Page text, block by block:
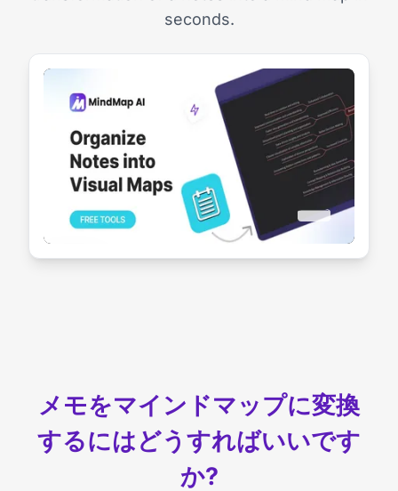
seconds.
メモをマインドマップに変換
するにはどうすればいいです
か?